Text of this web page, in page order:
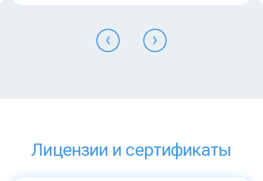
Лицензии и сертификаты